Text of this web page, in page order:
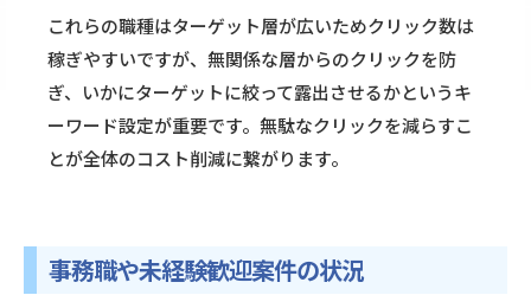
これらの職種はターゲット層が広いためクリック数は
稼ぎやすいですが、無関係な層からのクリックを防
ぎ、いかにターゲットに絞って露出させるかというキ
ーワード設定が重要です。無駄なクリックを減らすこ
とが全体のコスト削減に繋がります。
事務職や未経験歓迎案件の状況